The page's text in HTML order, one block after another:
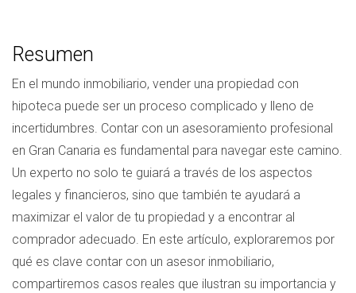
Resumen
En el mundo inmobiliario, vender una propiedad con
hipoteca puede ser un proceso complicado y lleno de
incertidumbres. Contar con un asesoramiento profesional
en Gran Canaria es fundamental para navegar este camino.
Un experto no solo te guiará a través de los aspectos
legales y financieros, sino que también te ayudará a
maximizar el valor de tu propiedad y a encontrar al
comprador adecuado. En este artículo, exploraremos por
qué es clave contar con un asesor inmobiliario,
compartiremos casos reales que ilustran su importancia y